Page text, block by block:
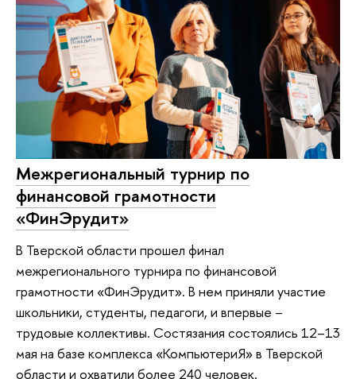
Межрегиональный турнир по
финансовой грамотности
«ФинЭрудит»
В Тверской области прошел финал
межрегионального турнира по финансовой
грамотности «ФинЭрудит». В нем приняли участие
школьники, студенты, педагоги, и впервые –
трудовые коллективы. Состязания состоялись 12–13
мая на базе комплекса «КомпьютериЯ» в Тверской
области и охватили более 240 человек.